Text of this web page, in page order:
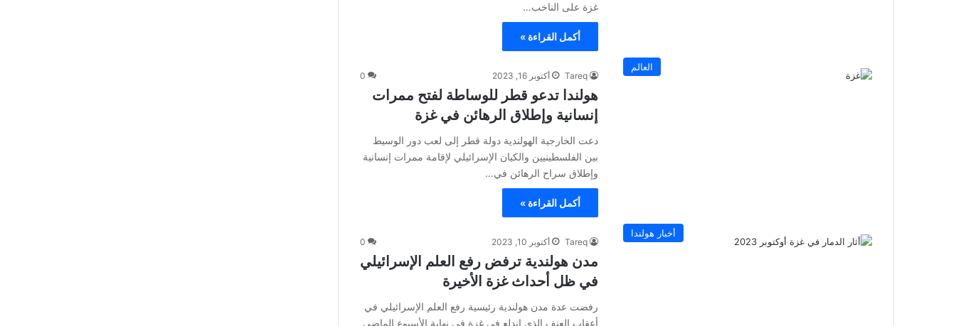
غزة على الناخب…
أكمل القراءة »
العالم
Tareq أكتوبر 16, 2023 0
هولندا تدعو قطر للوساطة لفتح ممرات
إنسانية وإطلاق الرهائن في غزة
دعت الخارجية الهولندية دولة قطر إلى لعب دور الوسيط
بين الفلسطينيين والكيان الإسرائيلي لإقامة ممرات إنسانية
وإطلاق سراح الرهائن في…
أكمل القراءة »
أخبار هولندا
Tareq أكتوبر 10, 2023 0
مدن هولندية ترفض رفع العلم الإسرائيلي
في ظل أحداث غزة الأخيرة
رفضت عدة مدن هولندية رئيسية رفع العلم الإسرائيلي في
أعقاب العنف الذي اندلع في غزة في نهاية الأسبوع الماضي